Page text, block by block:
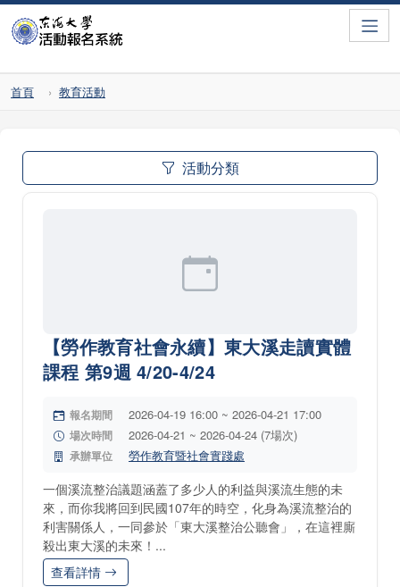
首頁 教育活動
活動分類
【勞作教育社會永續】東大溪走讀實體
課程 第9週 4/20-4/24
報名期間 2026-04-19 16:00 ~ 2026-04-21 17:00
場次時間 2026-04-21 ~ 2026-04-24 (7場次)
承辦單位 勞作教育暨社會實踐處
一個溪流整治議題涵蓋了多少人的利益與溪流生態的未
來，而你我將回到民國107年的時空，化身為溪流整治的
利害關係人，一同參於「東大溪整治公聽會」，在這裡廝
殺出東大溪的未來！...
查看詳情